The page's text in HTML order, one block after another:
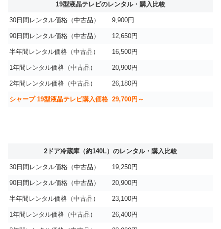
19型液晶テレビのレンタル・購入比較
30日間レンタル価格（中古品） 9,900円
90日間レンタル価格（中古品） 12,650円
半年間レンタル価格（中古品） 16,500円
1年間レンタル価格（中古品） 20,900円
2年間レンタル価格（中古品） 26,180円
シャープ 19型液晶テレビ購入価格 29,700円～
2ドア冷蔵庫（約140L）のレンタル・購入比較
30日間レンタル価格（中古品） 19,250円
90日間レンタル価格（中古品） 20,900円
半年間レンタル価格（中古品） 23,100円
1年間レンタル価格（中古品） 26,400円